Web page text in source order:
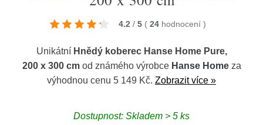
4.2 / 5 ( 24 hodnocení )
Unikátní Hnědý koberec Hanse Home Pure,
200 x 300 cmod známého výrobce Hanse Homeza
výhodnou cenu 5 149 Kč. Zobrazit více »
Dostupnost: Skladem > 5 ks